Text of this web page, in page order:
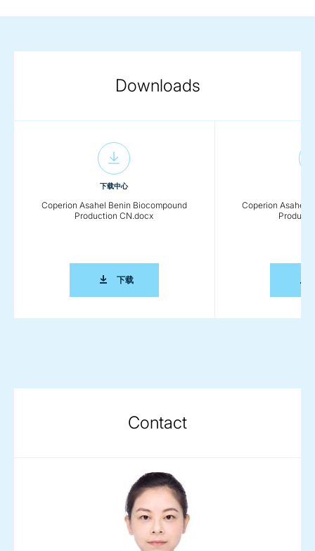
Downloads
下载中心
Coperion Asahel Benin Biocompound
Production CN.docx
下载COPERION ASAHEL BENIN BIOCOMPOUND
Coperion Asahel
Contact